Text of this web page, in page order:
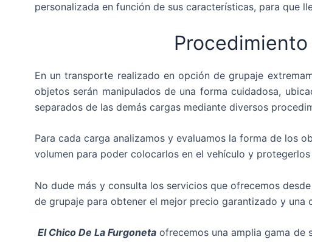
personalizada en función de sus características, para que
En un transporte realizado en opción de grupaje
objetos serán manipulados de una forma cuidadosa,
separados de las demás cargas mediante diversos
Para cada carga analizamos y evaluamos la forma de los
volumen para poder colocarlos en el vehículo y
No dude más y consulta los servicios que ofrecemos
de grupaje para obtener el mejor precio garantizado y una
El Chico De La Furgoneta ofrecemos una amplia gama de